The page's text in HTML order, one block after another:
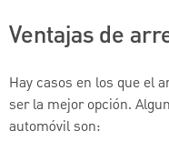
Ventajas de
Hay casos en los que el
ser la mejor opción.
automóvil son: